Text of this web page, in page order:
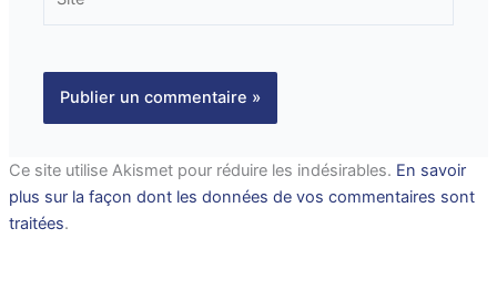
Ce site utilise Akismet pour réduire les indésirables. En savoir
plus sur la façon dont les données de vos commentaires sont
traitées.